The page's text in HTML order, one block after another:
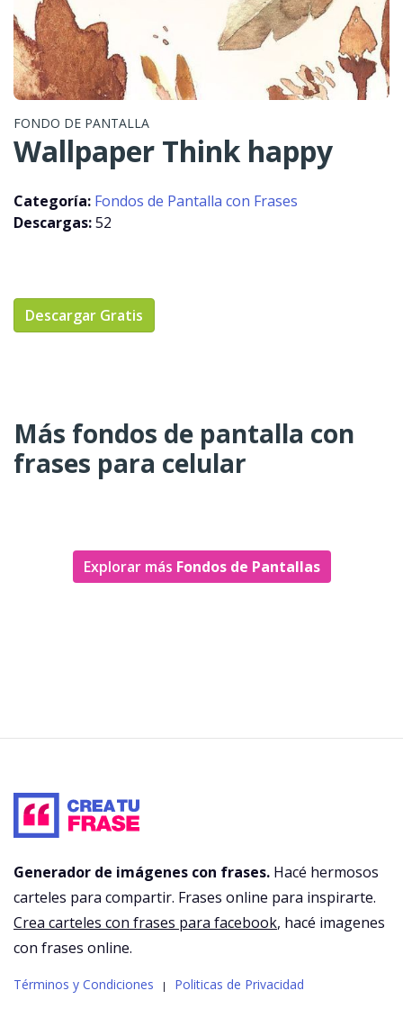
FONDO DE PANTALLA
Wallpaper Think happy
Categoría: Fondos de Pantalla con Frases
Descargas:52
Descargar Gratis
Más fondos de pantalla con
frases para celular
Explorar más Fondos de Pantallas
Generador de imágenes con frases. Hacé hermosos
carteles para compartir. Frases online para inspirarte.
Crea carteles con frases para facebook, hacé imagenes
con frases online.
Términos y Condiciones | Politicas de Privacidad